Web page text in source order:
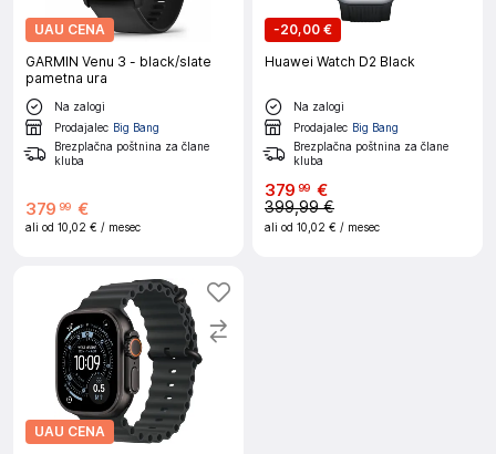
UAU CENA
GARMIN Venu 3 - black/slate
pametna ura
Na zalogi
Prodajalec Big Bang
Brezplačna poštnina za člane
kluba
379 99 €
ali od 10,02 € / mesec
-20,00 €
Huawei Watch D2 Black
Na zalogi
Prodajalec Big Bang
Brezplačna poštnina za člane
kluba
379 99 €
399,99 €
ali od 10,02 € / mesec
UAU CENA